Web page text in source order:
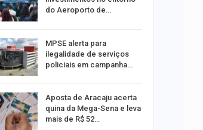
do Aeroporto de…
MPSE alerta para
ilegalidade de serviços
policiais em campanha…
Aposta de Aracaju acerta
quina da Mega-Sena e leva
mais de R$ 52…